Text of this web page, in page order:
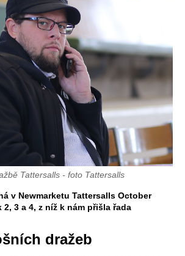
Tattersalls - foto Tattersalls
v Newmarketu Tattersalls October
2, 3 a 4, z níž k nám přišla řada
dražeb